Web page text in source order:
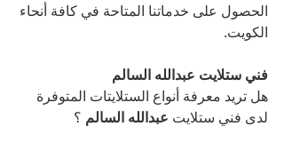
الحصول على خدماتنا المتاحة في كافة أنحاء
الكويت.
فني ستلايت عبدالله السالم
هل تريد معرفة أنواع الستلايتات المتوفرة
لدى فني ستلايت عبدالله السالم ؟